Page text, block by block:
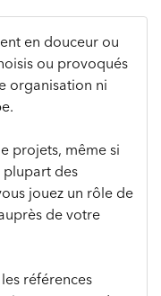
en douceur ou
ou provoqués
organisation ni
projets, même si
plupart des
jouez un rôle de
de votre
références